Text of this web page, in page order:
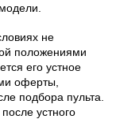
не
положениями
его устное
оферты,
подбора пульта.
устного